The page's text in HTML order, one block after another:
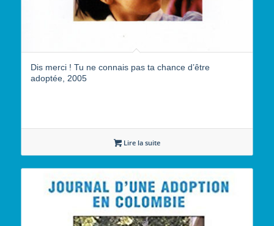
Dis merci ! Tu ne connais pas ta chance d’être
adoptée, 2005
Lire la suite